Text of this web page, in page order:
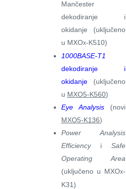
Mančester
dekodiranje i
okidanje (uključeno
u MXOx-K510)
1000BASE-T1
dekodiranje i
okidanje (uključeno
u MXO5-K560)
Eye Analysis (novi
MXO5-K136)
Power Analysis
Efficiencyi Safe
Operating Area
(uključeno u MXOx-
K31)